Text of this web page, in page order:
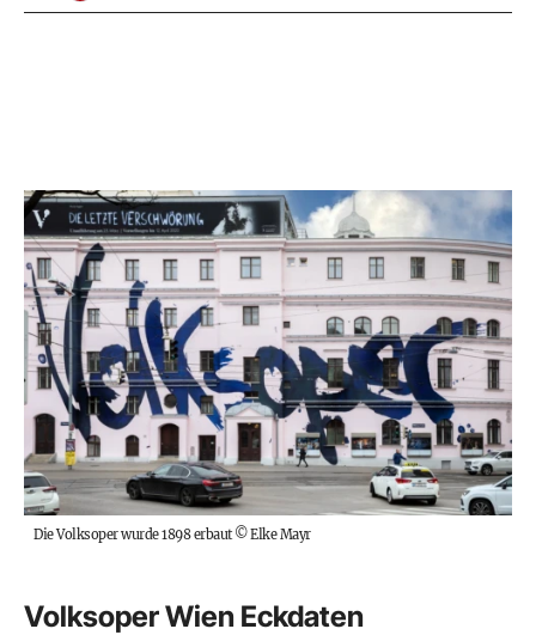
Die Volksoper wurde 1898 erbaut©Elke Mayr
Volksoper Wien Eckdaten